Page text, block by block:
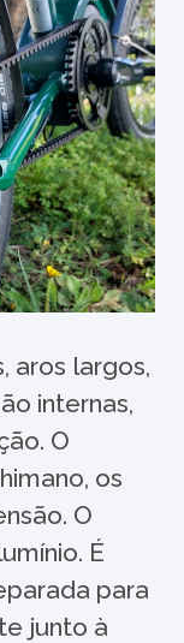
aros largos,
internas,
O
os
O
É
para
junto à